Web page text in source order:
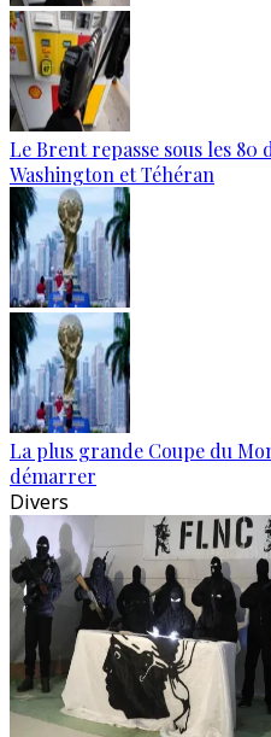
Le Brent repasse sous les
Washington et Téhéran
La plus grande Coupe du
démarrer
Divers